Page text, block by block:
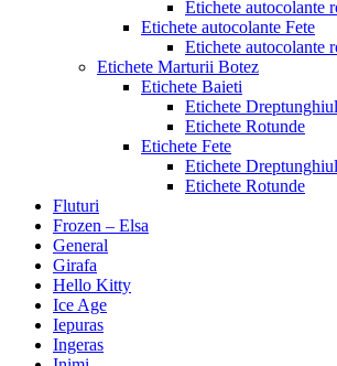
Etichete autocolante
Etichete autocolante Fete
Etichete autocolante
Etichete Marturii Botez
Etichete Baieti
Etichete
Etichete Rotunde
Etichete Fete
Etichete
Etichete Rotunde
Fluturi
Frozen – Elsa
General
Girafa
Hello Kitty
Ice Age
Iepuras
Ingeras